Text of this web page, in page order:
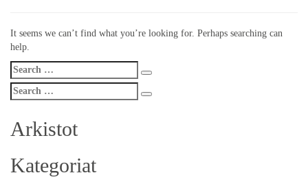
It seems we can’t find what you’re looking for. Perhaps searching can
help.
Search
for:
Search
for:
Arkistot
Kategoriat